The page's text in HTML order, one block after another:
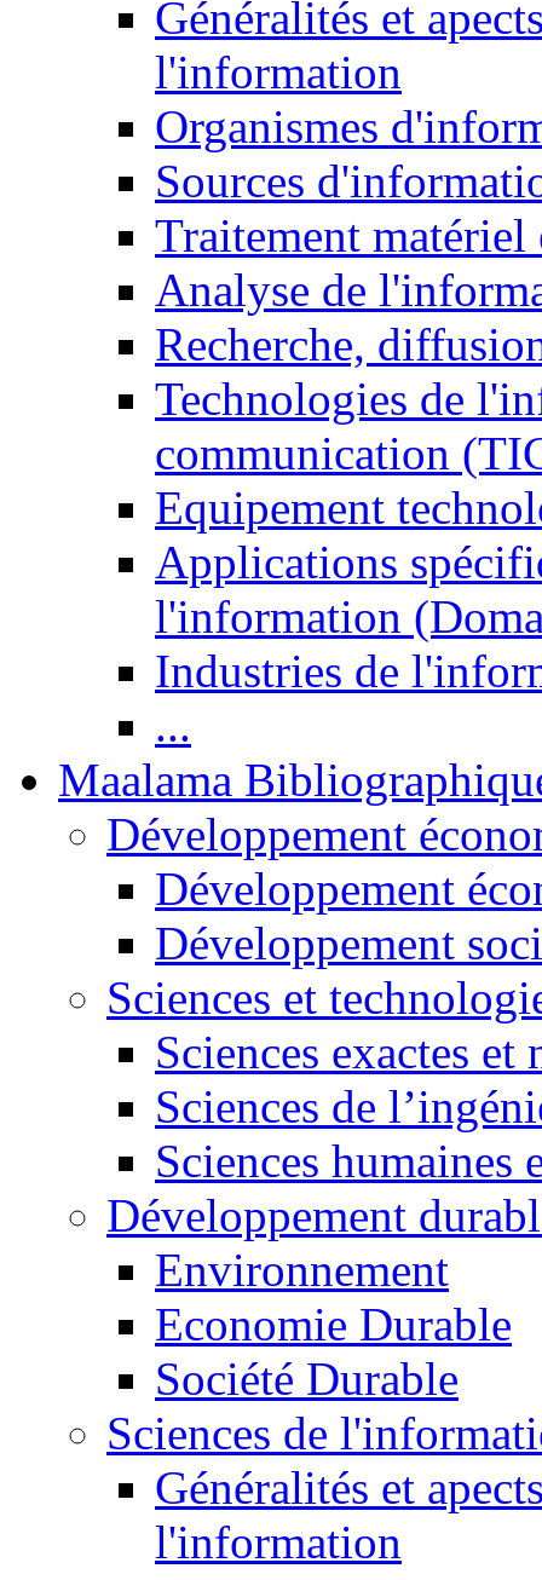
Généralités et
l'information
Organismes
Sources
Traitement matériel
Analyse de
Recherche,
Technologies de
communication
Equipement
Applications
l'information
Industries de
...
Maalama
Développement
Développement
Développement
Sciences et
Sciences exactes et
Sciences de
Sciences humaines
Développement
Environnement
Economie Durable
Société Durable
Sciences de
Généralités et
l'information